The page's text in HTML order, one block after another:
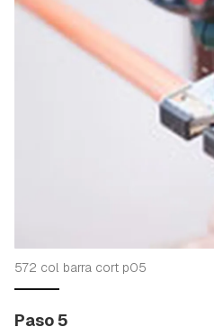
Guardar como
Para poder guardar como
iniciar sesión con tu cuenta
572 col barra cort p05
Paso 5
Contenido